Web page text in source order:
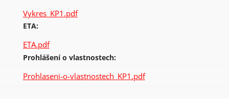
Vykres_KP1.pdf
ETA:
ETA.pdf
Prohlášení o vlastnostech:
Prohlaseni-o-vlastnostech_KP1.pdf